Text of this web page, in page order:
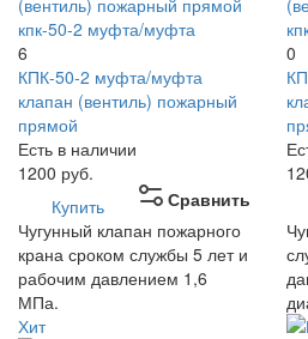
6
КПК-50-2 муфта/муфта
клапан (вентиль) пожарный
прямой
Есть в наличии
1200 руб.
Сравнить
Купить
Чугунный клапан пожарного
крана сроком службы 5 лет и
рабочим давлением 1,6
МПа.
0
Хит